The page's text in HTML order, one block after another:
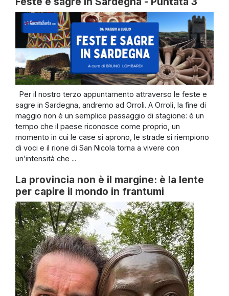
Per il nostro terzo appuntamento attraverso le feste e
sagre in Sardegna, andremo ad Orroli. A Orroli, la fine di
maggio non è un semplice passaggio di stagione: è un
tempo che il paese riconosce come proprio, un
momento in cui le case si aprono, le strade si riempiono
di voci e il rione di San Nicola torna a vivere con
un’intensità che ...
La provincia non è il margine: è la lente
per capire il mondo in frantumi